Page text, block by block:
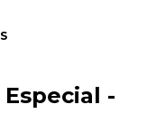
-